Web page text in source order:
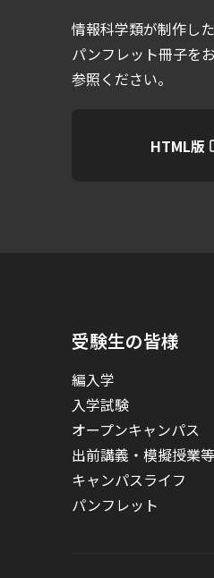
情報科学類が制作し
パンフレット冊子を
参照ください。
HTML版
受験生の皆様
編入学
入学試験
オープンキャンパス
出前講義・模擬授業等
キャンパスライフ
パンフレット